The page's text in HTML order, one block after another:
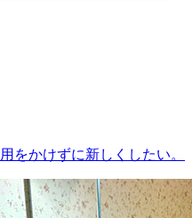
をかけずに新しくしたい。